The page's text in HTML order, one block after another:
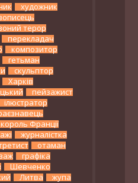
художник
терор
перекладач
композитор
гетьман
скульптор
Харків
пейзажист
ілюстратор
король Франції
журналістка
отаман
графіка
Шевченко
Литва жупа